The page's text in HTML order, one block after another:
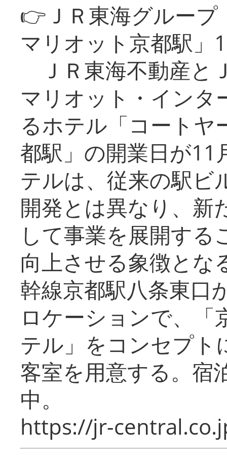
👉ＪＲ東海グルー
マリオット京都駅」
ＪＲ東海不動産と
マリオット・インタ
るホテル「コートヤ
都駅」の開業日が11
テルは、従来の駅ビ
開発とは異なり、新
して事業を展開する
向上させる象徴とな
幹線京都駅八条東口
ロケーションで、「
テル」をコンセプト
客室を用意する。宿
中。
https://jr-